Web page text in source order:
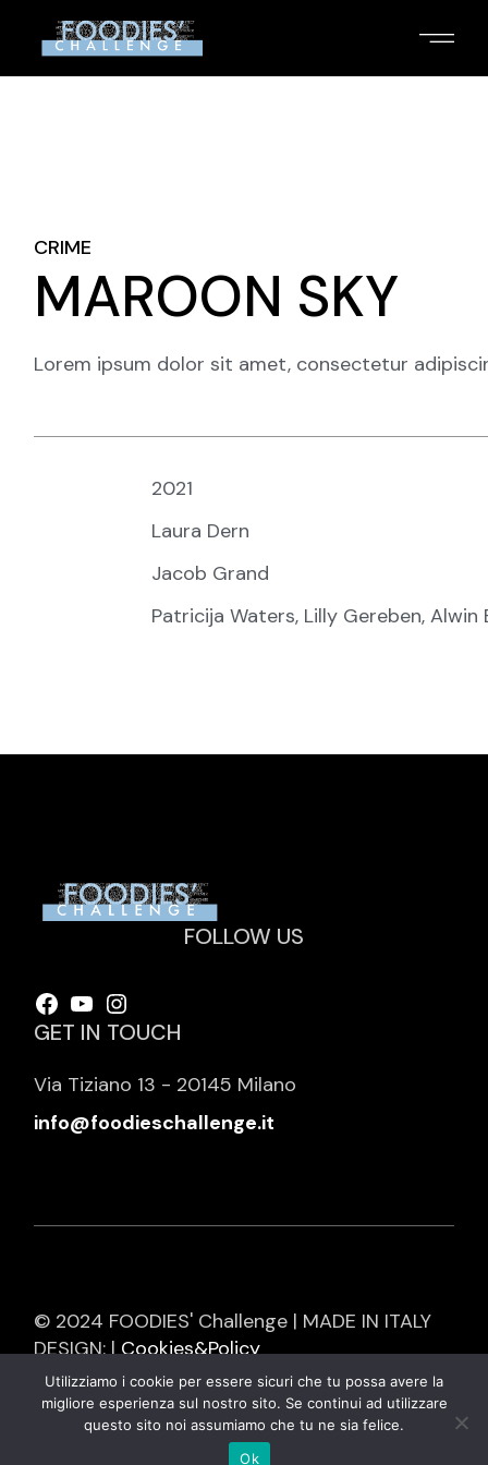
CRIME
MAROON SKY
Lorem ipsum dolor sit amet, consectetur
2021
Laura Dern
Jacob Grand
Patricija Waters, Lilly Gereben,
FOLLOW US
Facebook
YouTube
Instagram
GET IN TOUCH
Via Tiziano 13 - 20145 Milano
info@foodieschallenge.it
© 2024 FOODIES' Challenge | MADE IN ITALY
DESIGN: |Cookies&Policy
Utilizziamo i cookie per essere sicuri che tu possa avere la
migliore esperienza sul nostro sito. Se continui ad utilizzare
questo sito noi assumiamo che tu ne sia felice.
Ok